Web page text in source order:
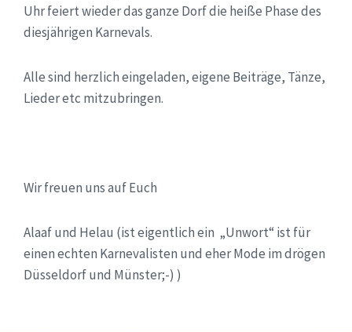
Uhr feiert wieder das ganze Dorf die heiße Phase des
diesjährigen Karnevals.
Alle sind herzlich eingeladen, eigene Beiträge, Tänze,
Lieder etc mitzubringen.
Wir freuen uns auf Euch
Alaaf und Helau (ist eigentlich ein „Unwort“ ist für
einen echten Karnevalisten und eher Mode im drögen
Düsseldorf und Münster;-) )